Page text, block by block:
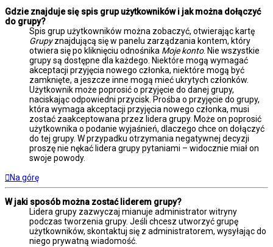
Gdzie znajduje się spis grup użytkowników i jak można dołączyć
do grupy?
Spis grup użytkowników można zobaczyć, otwierając kartę
Grupyznajdującą się w panelu zarządzania kontem, który
otwiera się po kliknięciu odnośnika Moje konto. Nie wszystkie
grupy są dostępne dla każdego. Niektóre mogą wymagać
akceptacji przyjęcia nowego członka, niektóre mogą być
zamknięte, a jeszcze inne mogą mieć ukrytych członków.
Użytkownik może poprosić o przyjęcie do danej grupy,
naciskając odpowiedni przycisk. Prośba o przyjęcie do grupy,
która wymaga akceptacji przyjęcia nowego członka, musi
zostać zaakceptowana przez lidera grupy. Może on poprosić
użytkownika o podanie wyjaśnień, dlaczego chce on dołączyć
do tej grupy. W przypadku otrzymania negatywnej decyzji
proszę nie nękać lidera grupy pytaniami – widocznie miał on
swoje powody.
Na górę
W jaki sposób można zostać liderem grupy?
Lidera grupy zazwyczaj mianuje administrator witryny
podczas tworzenia grupy. Jeśli chcesz utworzyć grupę
użytkowników, skontaktuj się z administratorem, wysyłając do
niego prywatną wiadomość.